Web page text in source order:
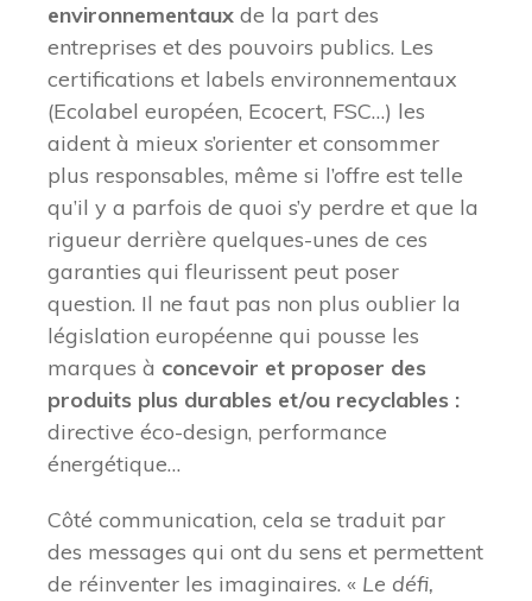
environnementaux de la part des
entreprises et des pouvoirs publics. Les
certifications et labels environnementaux
(Ecolabel européen, Ecocert, FSC…) les
aident à mieux s’orienter et consommer
plus responsables, même si l’offre est telle
qu’il y a parfois de quoi s’y perdre et que la
rigueur derrière quelques-unes de ces
garanties qui fleurissent peut poser
question. Il ne faut pas non plus oublier la
législation européenne qui pousse les
marques à concevoir et proposer des
produits plus durables et/ou recyclables :
directive éco-design, performance
énergétique…
Côté communication, cela se traduit par
des messages qui ont du sens et permettent
de réinventer les imaginaires. « Le défi,